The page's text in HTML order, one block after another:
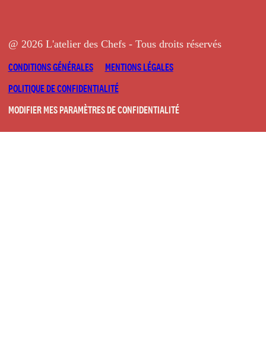
@ 2026 L'atelier des Chefs - Tous droits réservés
CONDITIONS GÉNÉRALES
MENTIONS LÉGALES
POLITIQUE DE CONFIDENTIALITÉ
MODIFIER MES PARAMÈTRES DE CONFIDENTIALITÉ